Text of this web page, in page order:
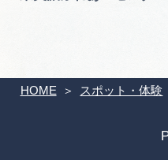
HOME スポット・体験